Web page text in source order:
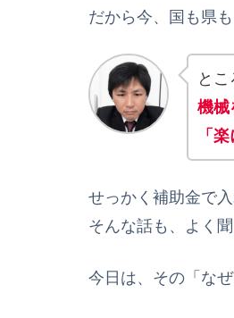
だから今、国も県
とこ
機械
「
せっかく補助金で
そんな話も、よく聞
今日は、その「な